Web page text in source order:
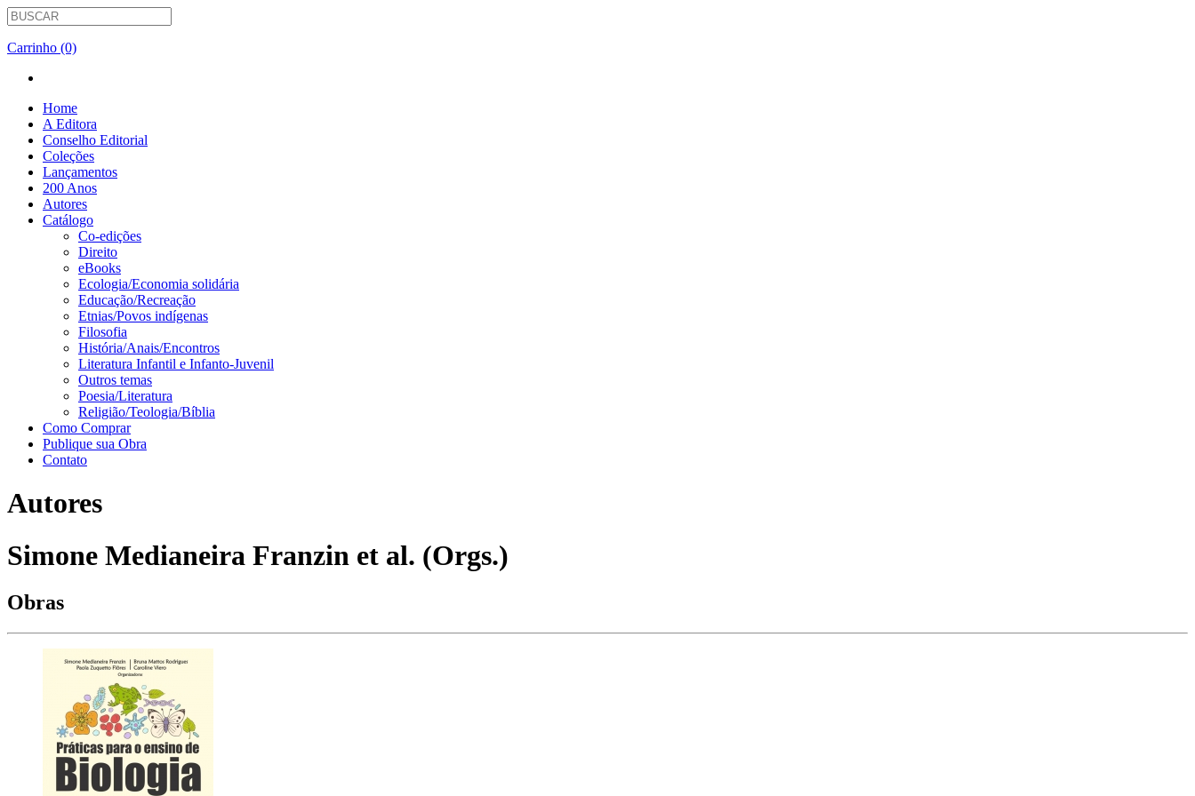
Carrinho (0)
Home
A Editora
Conselho Editorial
Coleções
Lançamentos
200 Anos
Autores
Catálogo
Co-edições
Direito
eBooks
Ecologia/Economia solidária
Educação/Recreação
Etnias/Povos indígenas
Filosofia
História/Anais/Encontros
Literatura Infantil e Infanto-Juvenil
Outros temas
Poesia/Literatura
Religião/Teologia/Bíblia
Como Comprar
Publique sua Obra
Contato
Autores
Simone Medianeira Franzin et al. (Orgs.)
Obras